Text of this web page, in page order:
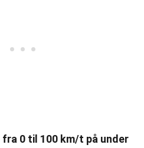
0 til 100 km/t på under